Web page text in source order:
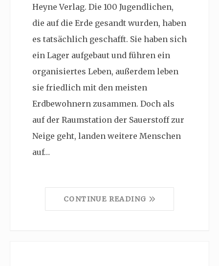
Heyne Verlag. Die 100 Jugendlichen,
die auf die Erde gesandt wurden, haben
es tatsächlich geschafft. Sie haben sich
ein Lager aufgebaut und führen ein
organisiertes Leben, außerdem leben
sie friedlich mit den meisten
Erdbewohnern zusammen. Doch als
auf der Raumstation der Sauerstoff zur
Neige geht, landen weitere Menschen
auf…
CONTINUE READING